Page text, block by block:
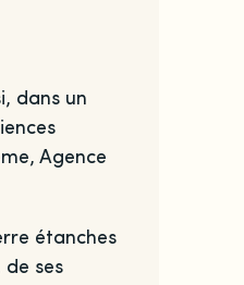
dans un
Agence
étanches
ses